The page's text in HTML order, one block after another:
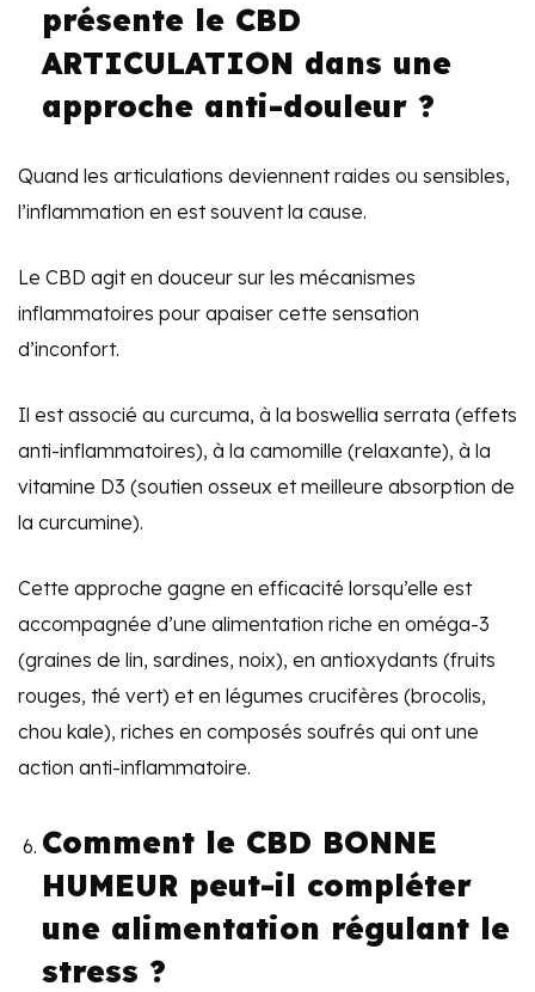
présente le CBD
ARTICULATION dans une
approche anti-douleur ?
Quand les articulations deviennent raides ou sensibles,
l’inflammation en est souvent la cause.
Le CBD agit en douceur sur les mécanismes
inflammatoires pour apaiser cette sensation
d’inconfort.
Il est associé au curcuma, à la boswellia serrata (effets
anti-inflammatoires), à la camomille (relaxante), à la
vitamine D3 (soutien osseux et meilleure absorption de
la curcumine).
Cette approche gagne en efficacité lorsqu’elle est
accompagnée d’une alimentation riche en oméga-3
(graines de lin, sardines, noix), en antioxydants (fruits
rouges, thé vert) et en légumes crucifères (brocolis,
chou kale), riches en composés soufrés qui ont une
action anti-inflammatoire.
Comment le CBD BONNE
HUMEUR peut-il compléter
une alimentation régulant le
stress ?